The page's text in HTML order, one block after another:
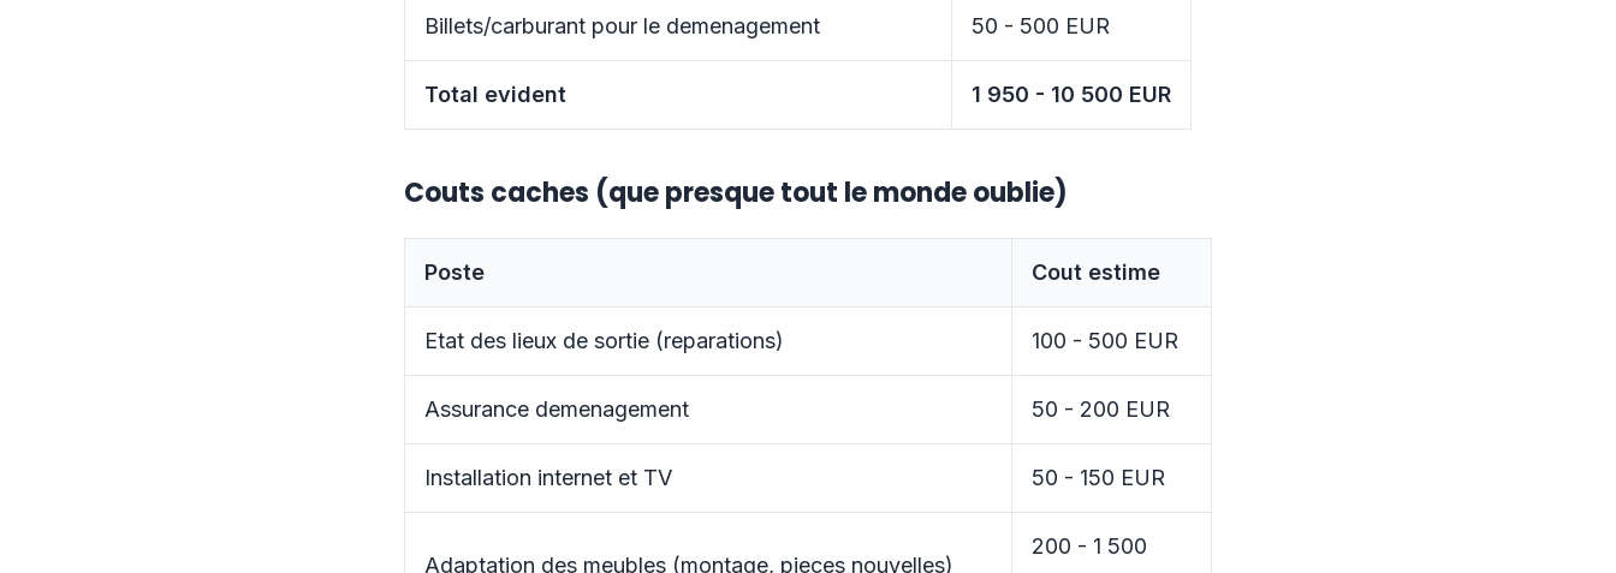
Billets/carburant pour le demenagement 50 - 500 EUR
Total evident 1 950 - 10 500 EUR
Couts caches (que presque tout le monde oublie)
Poste Cout estime
Etat des lieux de sortie (reparations) 100 - 500 EUR
Assurance demenagement 50 - 200 EUR
Installation internet et TV 50 - 150 EUR
Adaptation des meubles (montage, pieces nouvelles)
200 - 1 500